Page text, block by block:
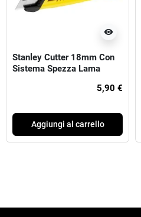
visibility
Stanley Cutter 18mm Con
Sistema Spezza Lama
5,90 €
Aggiungi al carrello